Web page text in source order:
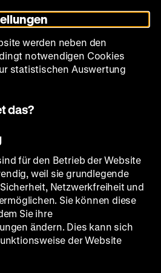
Deutschen
werden neben den
notwendigen Cookies
statistischen Auswertung
das?
für den Betrieb der Website
weil sie grundlegende
Netzwerkfreiheit und
Sie können diese
Sie ihre
ändern. Dies kann sich
der Website